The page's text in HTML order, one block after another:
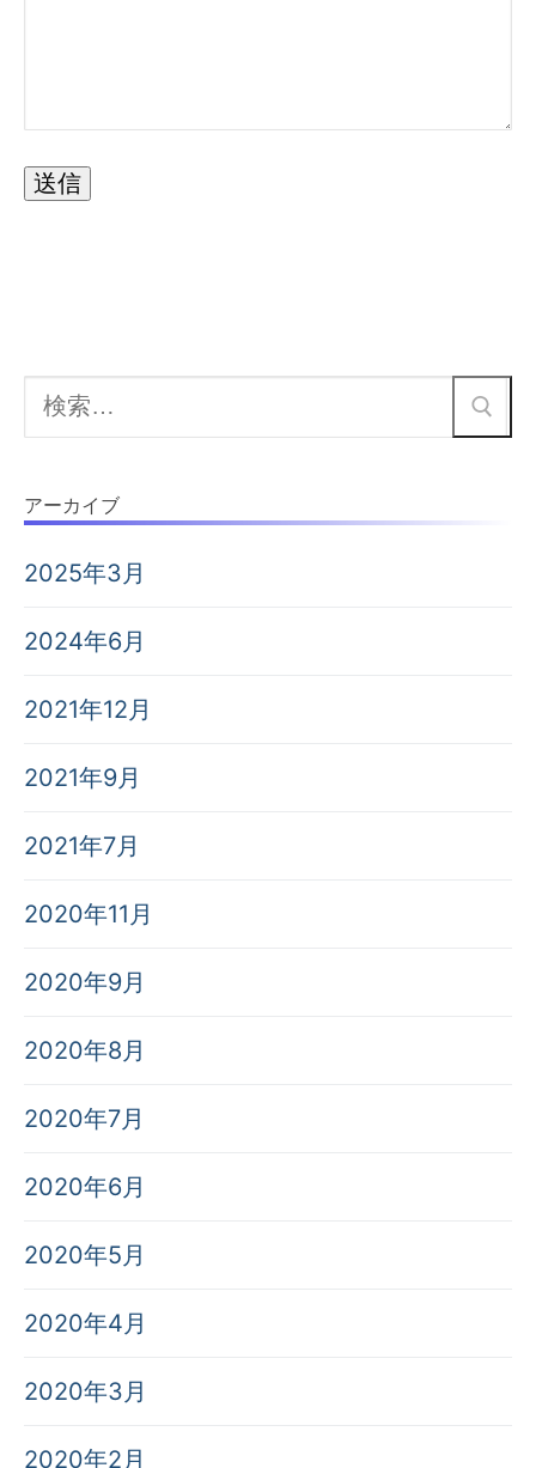
検
索:
アーカイブ
2025年3月
2024年6月
2021年12月
2021年9月
2021年7月
2020年11月
2020年9月
2020年8月
2020年7月
2020年6月
2020年5月
2020年4月
2020年3月
2020年2月